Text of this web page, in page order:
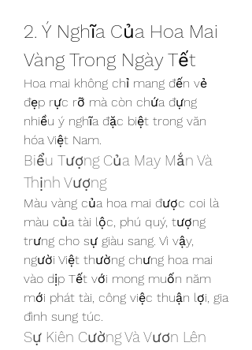
2. Ý Nghĩa Của Hoa Mai
Vàng Trong Ngày Tết
Hoa mai không chỉ mang đến vẻ
đẹp rực rỡ mà còn chứa đựng
nhiều ý nghĩa đặc biệt trong văn
hóa Việt Nam.
Biểu Tượng Của May Mắn Và
Thịnh Vượng
Màu vàng của hoa mai được coi là
màu của tài lộc, phú quý, tượng
trưng cho sự giàu sang. Vì vậy,
người Việt thường chưng hoa mai
vào dịp Tết với mong muốn năm
mới phát tài, công việc thuận lợi, gia
đình sung túc.
Sự Kiên Cường Và Vươn Lên